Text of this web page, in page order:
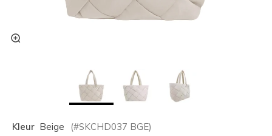
Kleur Beige (#SKCHD037 BGE)